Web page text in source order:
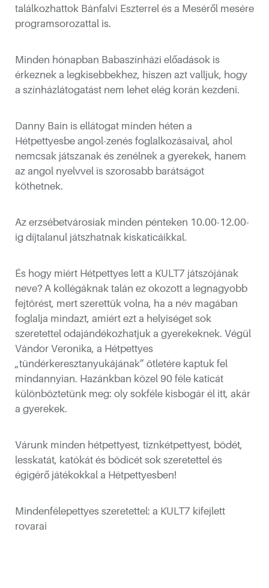
alkalmából!
művészei
találkozhattok Bánfalvi Eszterrel és a Meséről mesére
programsorozattal is.
Minden hónapban Babaszínházi előadások is
érkeznek a legkisebbekhez, hiszen azt valljuk, hogy
a színházlátogatást nem lehet elég korán kezdeni.
Danny Bain is ellátogat minden héten a
Hétpettyesbe angol-zenés foglalkozásaival, ahol
nemcsak játszanak és zenélnek a gyerekek, hanem
az angol nyelvvel is szorosabb barátságot
köthetnek.
Az erzsébetvárosiak minden pénteken 10.00-12.00-
ig díjtalanul játszhatnak kiskaticáikkal.
És hogy miért Hétpettyes lett a KULT7 játszójának
neve? A kollégáknak talán ez okozott a legnagyobb
fejtörést, mert szerettük volna, ha a név magában
foglalja mindazt, amiért ezt a helyiséget sok
szeretettel odajándékozhatjuk a gyerekeknek. Végül
Vándor Veronika, a Hétpettyes
„tündérkeresztanyukájának” ötletére kaptuk fel
mindannyian. Hazánkban közel 90 féle katicát
különböztetünk meg: oly sokféle kisbogár él itt, akár
a gyerekek.
Várunk minden hétpettyest, tiznkétpettyest, bödét,
lesskatát, katókát és bödicét sok szeretettel és
égigérő játékokkal a Hétpettyesben!
Mindenfélepettyes szeretettel: a KULT7 kifejlett
rovarai